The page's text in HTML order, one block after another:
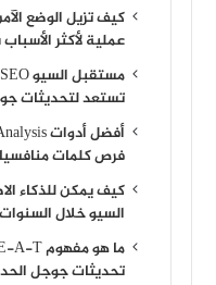
كيف تزيل الوضع
عملية لأكثر
تستعد لتحديثات
فرص كلمات
كيف يمكن للذكاء
السيو خلال
تحديثات جوجل